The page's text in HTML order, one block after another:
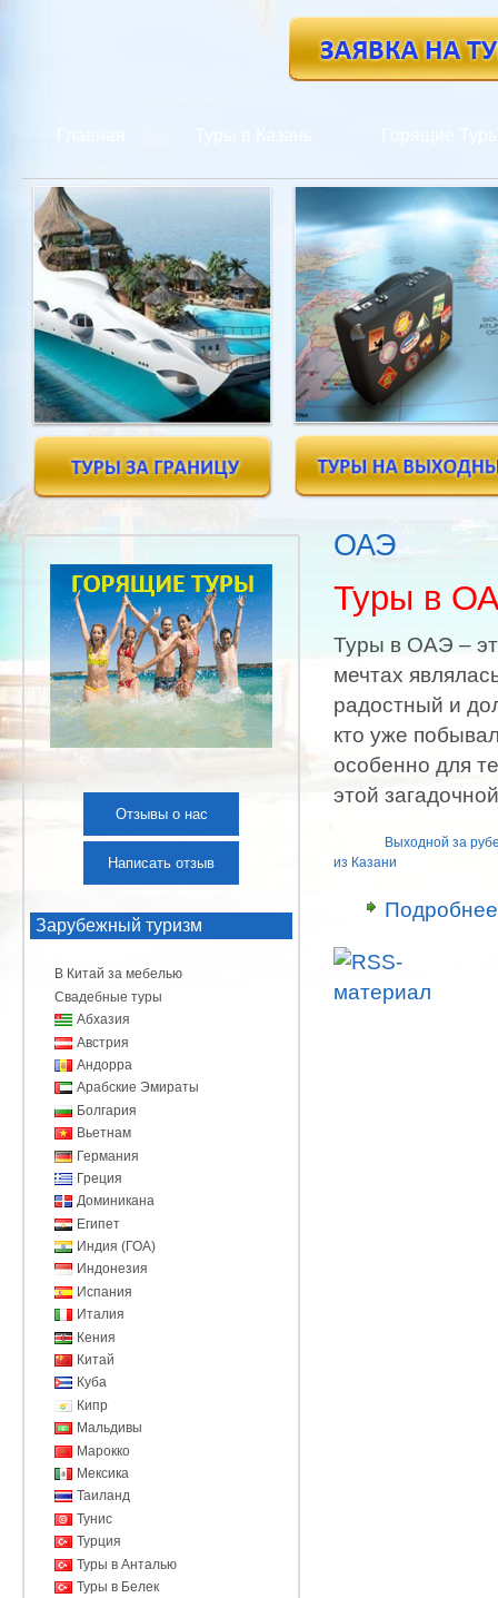
ОАЭ
Туры в
Туры в ОАЭ –
мечтах
радостный и
кто уже
особенно для
этой
Выходной за
из Казани
Подробнее
Отзывы о нас
Написать отзыв
Зарубежный туризм
В Китай за мебелью
Свадебные туры
Абхазия
Австрия
Андорра
Арабские Эмираты
Болгария
Вьетнам
Германия
Греция
Доминикана
Египет
Индия (ГОА)
Индонезия
Испания
Италия
Кения
Китай
Куба
Кипр
Мальдивы
Марокко
Мексика
Таиланд
Тунис
Турция
Туры в Анталью
Туры в Белек